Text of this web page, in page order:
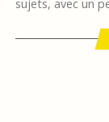
sujets, avec un